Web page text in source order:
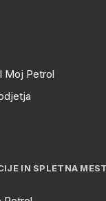
Moj Petrol
IN SPLETNA